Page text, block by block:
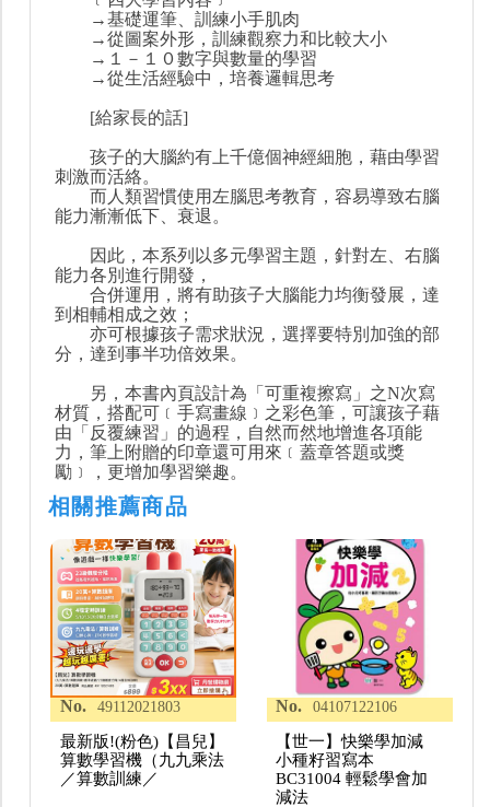
→基礎運筆、訓練小手肌肉
→從圖案外形，訓練觀察力和比較大小
→１－１０數字與數量的學習
→從生活經驗中，培養邏輯思考
[給家長的話]
孩子的大腦約有上千億個神經細胞，藉由學習
刺激而活絡。
而人類習慣使用左腦思考教育，容易導致右腦
能力漸漸低下、衰退。
因此，本系列以多元學習主題，針對左、右腦
能力各別進行開發，
合併運用，將有助孩子大腦能力均衡發展，達
到相輔相成之效；
亦可根據孩子需求狀況，選擇要特別加強的部
分，達到事半功倍效果。
另，本書內頁設計為「可重複擦寫」之N次寫
材質，搭配可﹝手寫畫線﹞之彩色筆，可讓孩子藉
由「反覆練習」的過程，自然而然地增進各項能
力，筆上附贈的印章還可用來﹝蓋章答題或獎
勵﹞，更增加學習樂趣。
相關推薦商品
No. 49112021803
最新版!(粉色)【昌兒】
算數學習機（九九乘法
／算數訓練／
No. 04107122106
【世一】快樂學加減
小種籽習寫本
BC31004 輕鬆學會加
減法